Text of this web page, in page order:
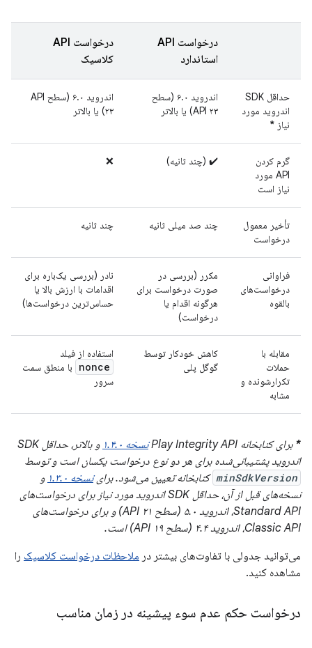
درخواست API
استاندارد
درخواست API
کلاسیک
حداقل SDK
اندروید مورد
نیاز *
اندروید ۶.۰ (سطح
API ۲۳) یا بالاتر
اندروید ۶.۰ (سطح API
۲۳) یا بالاتر
گرم کردن
API مورد
نیاز است
✔️ (چند ثانیه) ❌
تأخیر معمول
درخواست
چند صد میلی ثانیه چند ثانیه
فراوانی
درخواست‌های
بالقوه
مکرر (بررسی در
صورت درخواست برای
هرگونه اقدام یا
درخواست)
نادر (بررسی یک‌باره برای
اقدامات با ارزش بالا یا
حساس‌ترین درخواست‌ها)
مقابله با
حملات
تکرارشونده و
مشابه
کاهش خودکار توسط
گوگل پلی
استفاده از فیلد
nonce
با منطق سمت
سرور
* برای کتابخانه Play Integrity API نسخه ۱.۴.۰
و بالاتر، حداقل SDK
اندروید پشتیبانی‌شده برای هر دو نوع درخواست یکسان است و توسط
minSdkVersion کتابخانه تعیین می‌شود. براینسخه ۱.۳.۰
و
نسخه‌های قبل از آن، حداقل SDK اندروید مورد نیاز برای درخواست‌های
Standard API، اندروید ۵.۰ (سطح API ۲۱) و برای درخواست‌های
Classic API، اندروید ۴.۴ (سطح API ۱۹) است.
می‌توانید جدولی با تفاوت‌های بیشتر در ملاحظات درخواست کلاسیک را
مشاهده کنید.
درخواست حکم عدم سوء پیشینه در زمان مناسب